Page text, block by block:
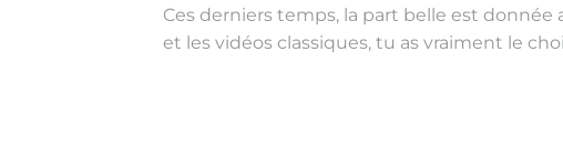
Ces derniers temps, la part belle est donnée
et les vidéos classiques, tu as vraiment le